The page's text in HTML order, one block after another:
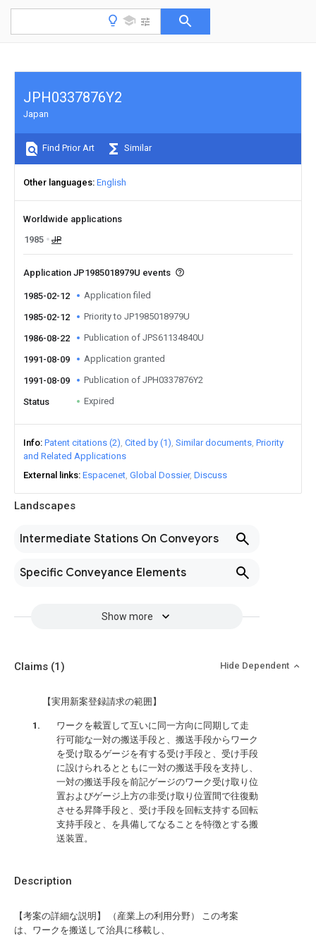
Landscapes
Intermediate Stations On Conveyors
Specific Conveyance Elements
Show more
JPH0337876Y2
Japan
Find Prior Art Similar
Other languages English
Worldwide applications
1985
JP
Application JP1985018979U events
1985-02-12 Application filed
1985-02-12 Priority to JP1985018979U
1986-08-22 Publication of JPS61134840U
1991-08-09 Application granted
1991-08-09 Publication of JPH0337876Y2
Status Expired
Info Patent citations (2) Cited by (1) Similar documents Priority
and Related Applications
External links Espacenet Global Dossier Discuss
Description
【考案の詳細な説明】 （産業上の利用分野） この考案
は、ワークを搬送して治具に移載し、
Claims (1) Hide Dependent
【実用新案登録請求の範囲】
ワークを載置して互いに同一方向に同期して走
行可能な一対の搬送手段と、搬送手段からワーク
を受け取るゲージを有する受け手段と、受け手段
に設けられるとともに一対の搬送手段を支持し、
一対の搬送手段を前記ゲージのワーク受け取り位
置およびゲージ上方の非受け取り位置間で往復動
させる昇降手段と、受け手段を回転支持する回転
支持手段と、を具備してなることを特徴とする搬
送装置。